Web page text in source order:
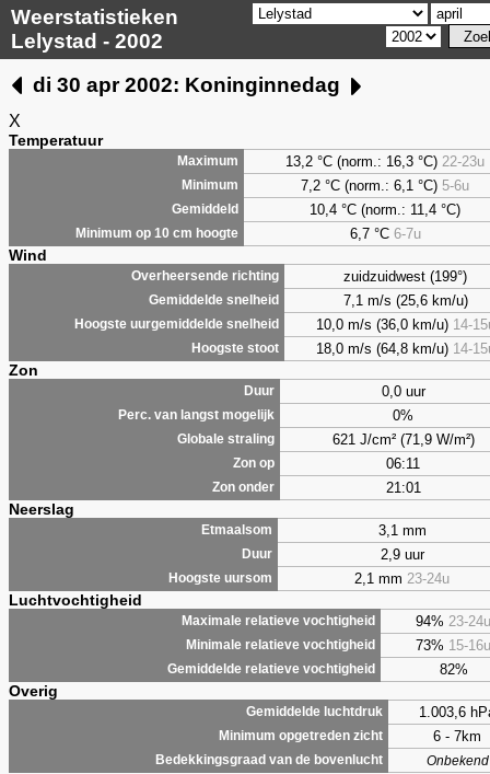
Weerstatistieken
Lelystad - 2002
di 30 apr 2002: Koninginnedag
X
Temperatuur
Maximum 13,2 °C (norm.: 16,3 °C) 22-23u
Minimum 7,2 °C (norm.: 6,1 °C) 5-6u
Gemiddeld 10,4 °C (norm.: 11,4 °C)
Minimum op 10 cm hoogte 6,7°C 6-7u
Wind
Overheersende richting zuidzuidwest (199°)
Gemiddelde snelheid 7,1 m/s (25,6 km/u)
Hoogste uurgemiddelde snelheid 10,0 m/s (36,0 km/u) 14-
Hoogste stoot 18,0 m/s (64,8 km/u) 14-
Zon
Duur 0,0 uur
Perc. van langst mogelijk 0%
Globale straling 621 J/cm² (71,9 W/m²)
Zon op 06:11
Zon onder 21:01
Neerslag
Etmaalsom 3,1 mm
Duur 2,9 uur
Hoogste uursom 2,1 mm 23-24u
Luchtvochtigheid
Maximale relatieve vochtigheid 94% 23-24u
Minimale relatieve vochtigheid 73% 15-16u
Gemiddelde relatieve vochtigheid 82%
Overig
Gemiddelde luchtdruk 1.003,6
Minimum opgetreden zicht 6 - 7km
Bedekkingsgraad van de bovenlucht Onbekend